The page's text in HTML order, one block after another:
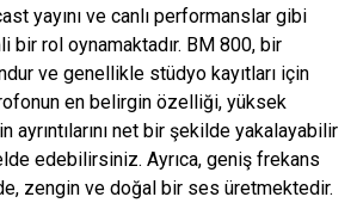
yayını ve canlı performanslar gibi
bir rol oynamaktadır. BM 800, bir
ve genellikle stüdyo kayıtları için
en belirgin özelliği, yüksek
ayrıntılarını net bir şekilde yakalayabilir
edebilirsiniz. Ayrıca, geniş frekans
zengin ve doğal bir ses üretmektedir.